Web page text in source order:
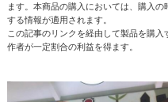
ます。本商品の購入においては、購入
する情報が適用されます。
この記事のリンクを経由して製品を購
作者が一定割合の利益を得ます。